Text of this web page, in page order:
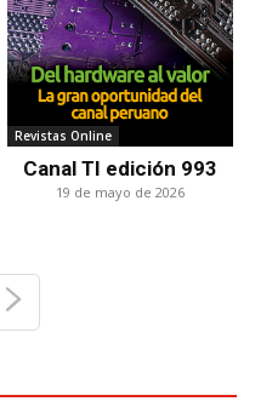
Revistas Online
Canal TI edición 993
19 de mayo de 2026